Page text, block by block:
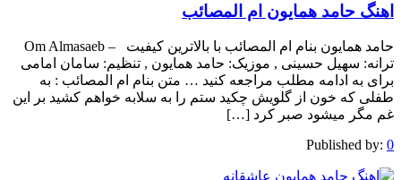
اهنگ حامد همایون ام المصائب
حامد همایون بنام ام المصائب با بالاترین کیفیت – Om Almasaeb
ترانه: سهیل حسینی , موزیک: حامد همایون , تنظیم: سامان امامی
برای به ادامه مطلب مراجعه کنید … متن بنام ام المصائب : به
طفلی که خون از گلویش چکید ستم را به سلابه خواهم کشید بر این
غم مگر میشود صبر کرد […]
Published by: 0